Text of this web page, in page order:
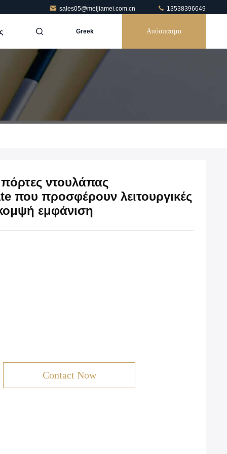
sales05@meijiamei.com.cn 13538396649
Greek Απόσπασμα
πόρτες ντουλάπας
που προσφέρουν λειτουργικές
εμφάνιση
Contact Now